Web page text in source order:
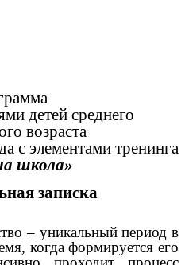
детей среднего
возраста
с элементами тренинга
школа»
записка
– уникальный период в
когда формируется его